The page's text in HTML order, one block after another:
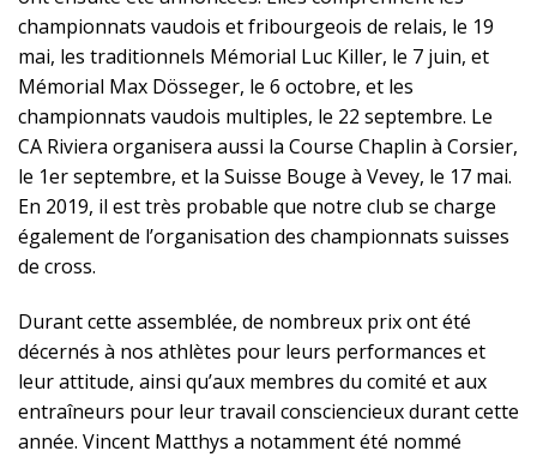
championnats vaudois et fribourgeois de relais, le 19
mai, les traditionnels Mémorial Luc Killer, le 7 juin, et
Mémorial Max Dösseger, le 6 octobre, et les
championnats vaudois multiples, le 22 septembre. Le
CA Riviera organisera aussi la Course Chaplin à Corsier,
le 1er septembre, et la Suisse Bouge à Vevey, le 17 mai.
En 2019, il est très probable que notre club se charge
également de l’organisation des championnats suisses
de cross.
Durant cette assemblée, de nombreux prix ont été
décernés à nos athlètes pour leurs performances et
leur attitude, ainsi qu’aux membres du comité et aux
entraîneurs pour leur travail consciencieux durant cette
année. Vincent Matthys a notamment été nommé